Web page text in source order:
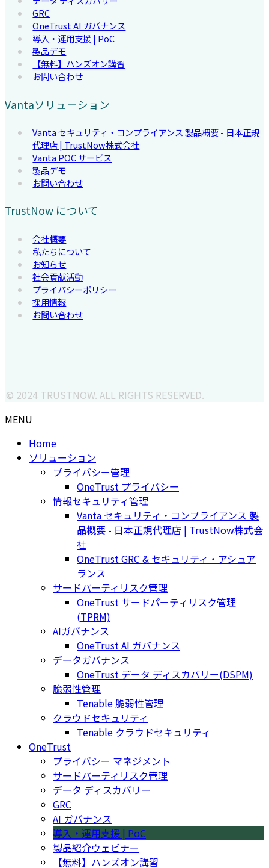
GRC
OneTrust AI ガバナンス
導入・運用支援 | PoC
製品デモ
【無料】ハンズオン講習
お問い合わせ
Vantaソリューション
Vanta セキュリティ・コンプライアンス 製品概要 - 日本正規
代理店 | TrustNow株式会社
Vanta POC サービス
製品デモ
お問い合わせ
TrustNow について
会社概要
私たちについて
お知らせ
社会貢献活動
プライバシーポリシー
採用情報
お問い合わせ
© 2024 TRUSTNOW. ALL RIGHTS RESERVED.
MENU
Home
ソリューション
プライバシー管理
OneTrust プライバシー
情報セキュリティ管理
Vanta セキュリティ・コンプライアンス 製
品概要 - 日本正規代理店 | TrustNow株式会
社
OneTrust GRC & セキュリティ・アシュア
ランス
サードパーティリスク管理
OneTrust サードパーティリスク管理
(TPRM)
AIガバナンス
OneTrust AI ガバナンス
データガバナンス
OneTrust データ ディスカバリー(DSPM)
脆弱性管理
Tenable 脆弱性管理
クラウドセキュリティ
Tenable クラウドセキュリティ
OneTrust
プライバシー マネジメント
サードパーティリスク管理
データ ディスカバリー
GRC
AI ガバナンス
導入・運用支援 | PoC
製品紹介ウェビナー
【無料】ハンズオン講習